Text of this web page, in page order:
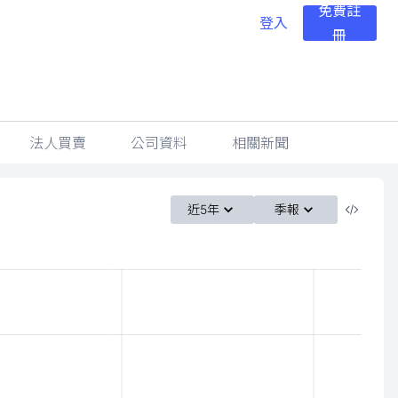
登入
免費註
冊
法人買賣 公司資料 相關新聞
近5年 季報